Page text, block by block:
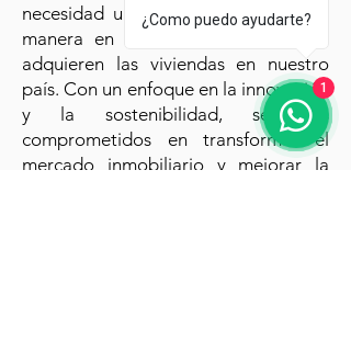
necesidad urgente de cambio en la
manera en que se construyen y se
adquieren las viviendas en nuestro
país. Con un enfoque en la innovación
y la sostenibilidad, seguimos
comprometidos en transformar el
mercado inmobiliario y mejorar la
¿Como puedo ayudarte?
1